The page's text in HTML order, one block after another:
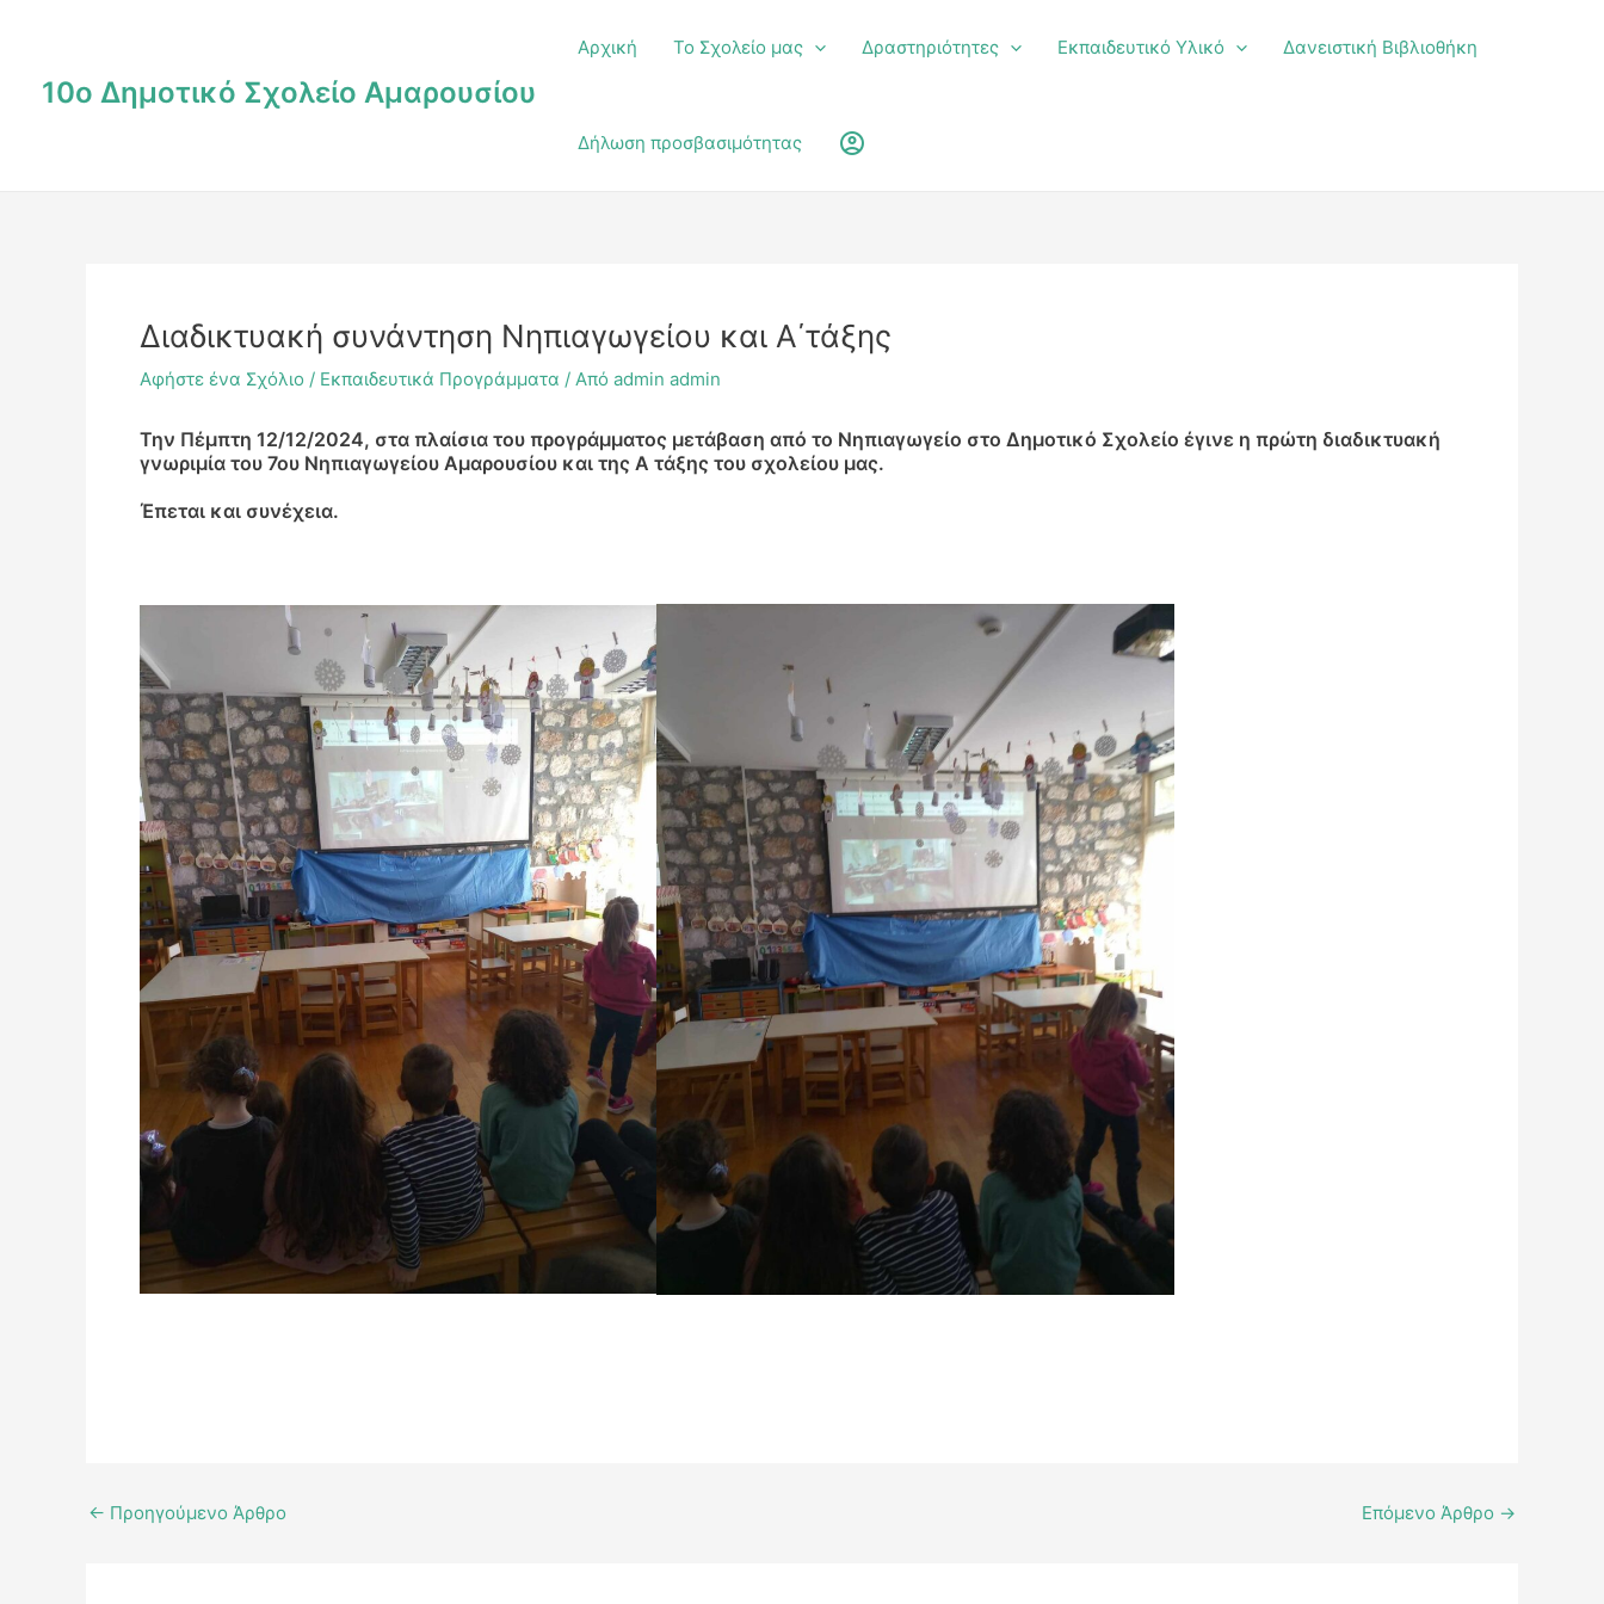
10ο Δημοτικό Σχολείο Αμαρουσίου
Αρχική Το Σχολείο μας Δραστηριότητες Εκπαιδευτικό Υλικό Δανειστική Βιβλιοθήκη
Δήλωση προσβασιμότητας account_circle
Διαδικτυακή συνάντηση Νηπιαγωγείου και Α΄τάξης
Αφήστε ένα Σχόλιο / Εκπαιδευτικά Προγράμματα / Από admin admin
Την Πέμπτη 12/12/2024, στα πλαίσια του προγράμματος μετάβαση από το Νηπιαγωγείο στο Δημοτικό Σχολείο έγινε η πρώτη διαδικτυακή
γνωριμία του 7ου Νηπιαγωγείου Αμαρουσίου και της Α τάξης του σχολείου μας.
Έπεται και συνέχεια.
← Προηγούμενο Άρθρο Επόμενο Άρθρο →